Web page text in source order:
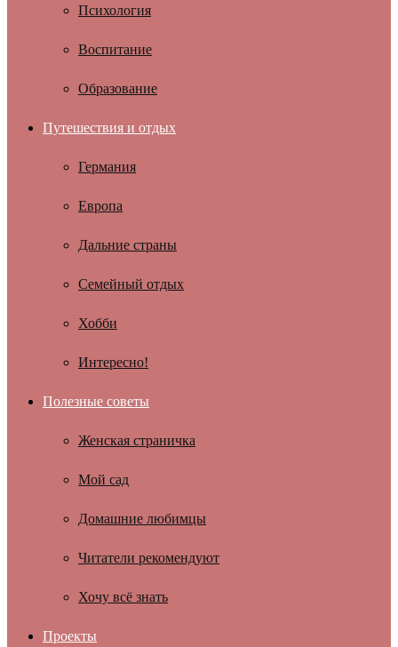
Психология
Воспитание
Образование
Путешествия и отдых
Германия
Европа
Дальние страны
Семейный отдых
Хобби
Интересно!
Полезные советы
Женская страничка
Мой сад
Домашние любимцы
Читатели рекомендуют
Хочу всё знать
Проекты